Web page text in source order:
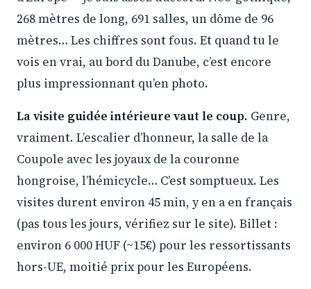
268 mètres de long, 691 salles, un dôme de 96
mètres… Les chiffres sont fous. Et quand tu le
vois en vrai, au bord du Danube, c’est encore
plus impressionnant qu’en photo.
La visite guidée intérieure vaut le coup. Genre,
vraiment. L’escalier d’honneur, la salle de la
Coupole avec les joyaux de la couronne
hongroise, l’hémicycle… C’est somptueux. Les
visites durent environ 45 min, y en a en français
(pas tous les jours, vérifiez sur le site). Billet :
environ 6 000 HUF (~15€) pour les ressortissants
hors-UE, moitié prix pour les Européens.